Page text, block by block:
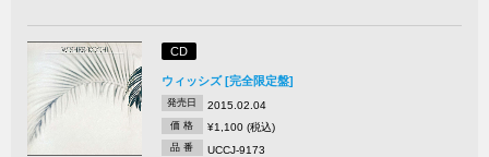
CD
ウィッシズ [完全限定盤]
発売日 2015.02.04
価 格 ¥1,100 (税込)
品 番 UCCJ-9173